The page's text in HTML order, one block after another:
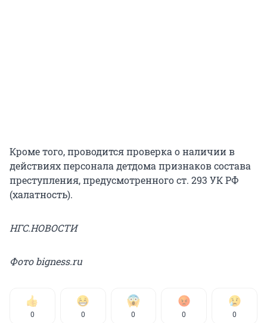
Кроме того, проводится проверка о наличии в
действиях персонала детдома признаков состава
преступления, предусмотренного ст. 293 УК РФ
(халатность).
НГС.НОВОСТИ
Фото bigness.ru
0 0 0 0 0